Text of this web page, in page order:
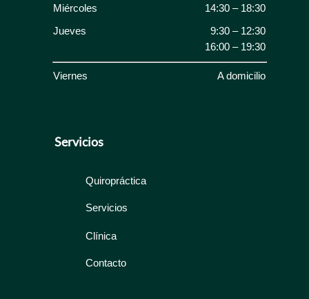
Miércoles
14:30 – 18:30
Jueves
9:30 – 12:30
16:00 – 19:30
Viernes A domicilio
Servicios
Quiropráctica
Servicios
Clínica
Contacto